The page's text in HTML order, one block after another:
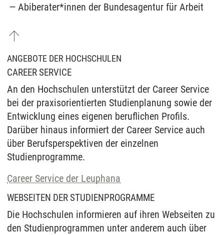
Abiberater*innen der Bundesagentur für Arbeit
ANGEBOTE DER HOCHSCHULEN
CAREER SERVICE
An den Hochschulen unterstützt der Career Service
bei der praxisorientierten Studienplanung sowie der
Entwicklung eines eigenen beruflichen Profils.
Darüber hinaus informiert der Career Service auch
über Berufsperspektiven der einzelnen
Studienprogramme.
Career Service der Leuphana
WEBSEITEN DER STUDIENPROGRAMME
Die Hochschulen informieren auf ihren Webseiten zu
den Studienprogrammen unter anderem auch über